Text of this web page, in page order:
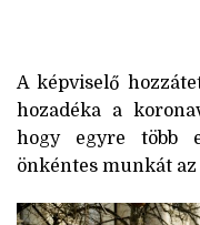
A képviselő
hozadéka a
hogy egyre több
önkéntes munkát